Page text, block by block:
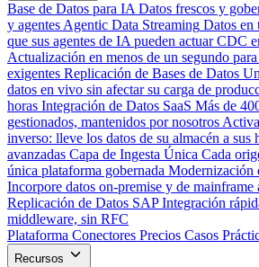
Base de Datos para IA Datos frescos y
y agentes Agentic Data Streaming Datos en
que sus agentes de IA pueden actuar CDC
Actualización en menos de un segundo para
exigentes Replicación de Bases de Datos
datos en vivo sin afectar su carga de
horas Integración de Datos SaaS Más de
gestionados, mantenidos por nosotros
inverso: lleve los datos de su almacén a sus
avanzadas Capa de Ingesta Única Cada
única plataforma gobernada Modernización
Incorpore datos on-premise y de mainframe
Replicación de Datos SAP Integración
middleware, sin RFC
Plataforma Conectores Precios Casos
Recursos